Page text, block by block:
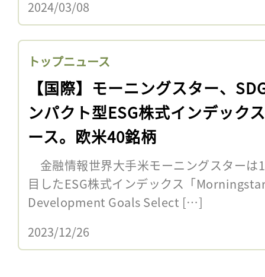
2024/03/08
トップニュース
【国際】モーニングスター、
ンパクト型ESG株式インデック
ース。欧米40銘柄
金融情報世界大手米モーニングスターは
目したESG株式インデックス「
Development Goals Select […]
2023/12/26